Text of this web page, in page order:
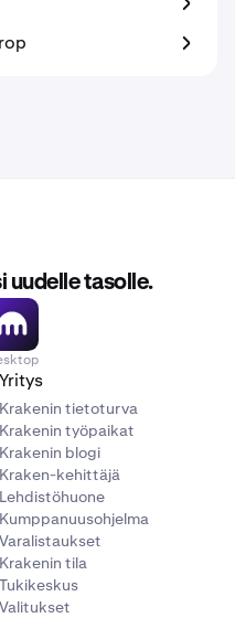
tasolle.
Yritys
Krakenin tietoturva
Krakenin työpaikat
Krakenin blogi
Kraken-kehittäjä
Lehdistöhuone
Kumppanuusohjelma
Varalistaukset
Krakenin tila
Tukikeskus
Valitukset